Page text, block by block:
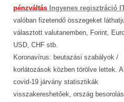
pénzváltás Ingyenes regisztráció
valóban fizetendő összegeket
választott valutanemben, Forint,
USD, CHF stb.
Koronavírus: beutazási szabályok /
korlátozások közben törölve lettek. A
covid-19 járvány statisztikák
visszakereshetőek, ország